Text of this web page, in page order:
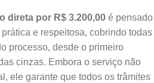
direta por R$ 3.200,00 é pensado
e respeitosa, cobrindo todas
processo, desde o primeiro
cinzas. Embora o serviço não
ele garante que todos os trâmites